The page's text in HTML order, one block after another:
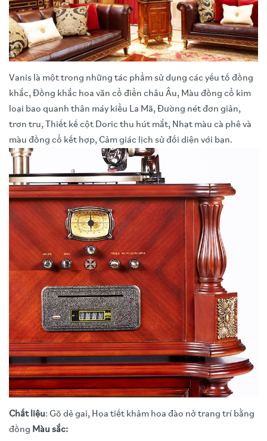
Vanis là một trong những tác phẩm sử dụng các yếu tố đồng
khắc, Đồng khắc hoa văn cổ điển châu Âu, Màu đồng cổ kim
loại bao quanh thân máy kiểu La Mã, Đường nét đơn giản,
trơn tru, Thiết kế cột Doric thu hút mắt, Nhạt màu cà phê và
màu đồng cổ kết hợp, Cảm giác lịch sử đối diện với bạn.
Chất liệu: Gõ dẻ gai, Họa tiết khảm hoa đào nở trang trí bằng
đồng Màu sắc: